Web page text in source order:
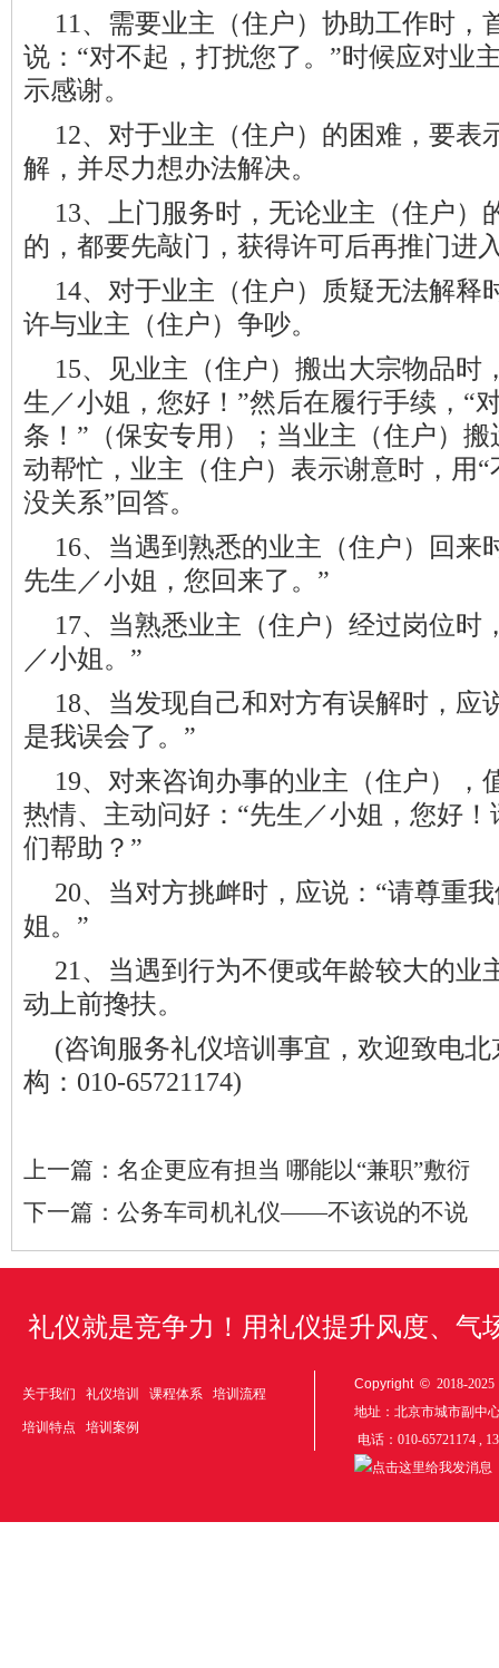
11、需要业主（住户）协助工作时，
说：“对不起，打扰您了。”时候应对业
示感谢。
12、对于业主（住户）的困难，要表
解，并尽力想办法解决。
13、上门服务时，无论业主（住户）
的，都要先敲门，获得许可后再推门进
14、对于业主（住户）质疑无法解释
许与业主（住户）争吵。
15、见业主（住户）搬出大宗物品时
生／小姐，您好！”然后在履行手续，“
条！”（保安专用）；当业主（住户）
动帮忙，业主（住户）表示谢意时，用
没关系”回答。
16、当遇到熟悉的业主（住户）回来
先生／小姐，您回来了。”
17、当熟悉业主（住户）经过岗位时
／小姐。”
18、当发现自己和对方有误解时 ，应
是我误会了。”
19、对来咨询办事的业主（住户），
热情、主动问好：“先生／小姐，您好！
们帮助 ？”
20、当对方挑衅时，应说：“请尊重
姐。”
21、当遇到行为不便或年龄较大的业
动上前搀扶。
(咨询服务礼仪培训事宜，欢迎致电
构：010-65721174)
上一篇： 名企更应有担当 哪能以“兼职”敷衍
下一篇： 公务车司机礼仪——不该说的不说
礼仪就是竞争力！用礼仪提升风度、气
关于我们 礼仪培训 课程体系 培训流程
培训特点 培训案例
Copyright © 2018-
地址：北京市城市副中
电话：010-65721174 ,